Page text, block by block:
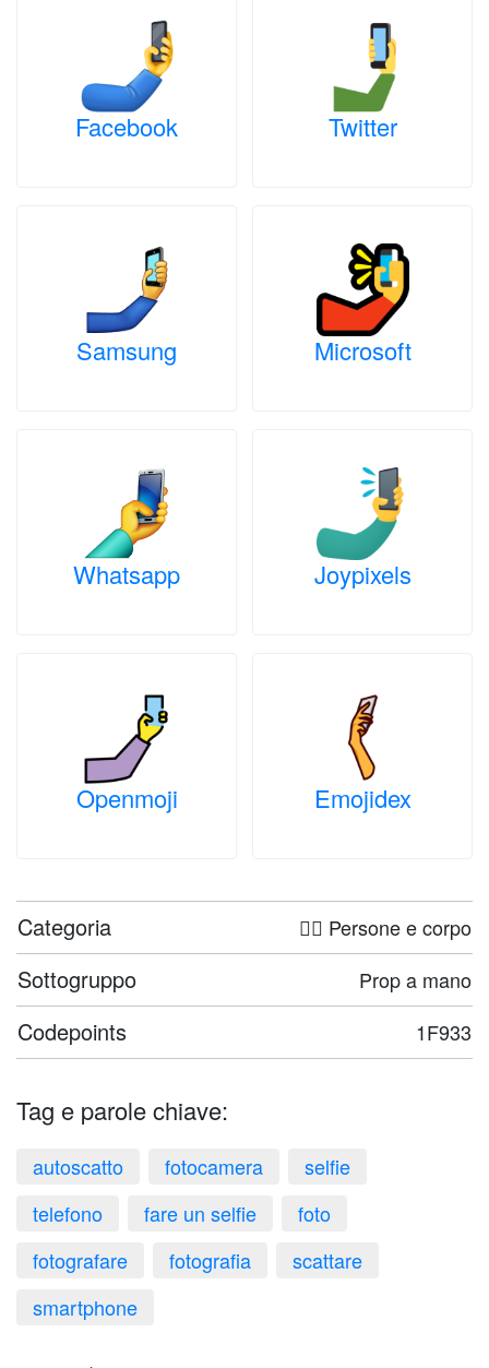
Facebook Twitter
Samsung Microsoft
Whatsapp Joypixels
Openmoji Emojidex
Categoria 🤦‍♀️ Persone e corpo
Sottogruppo Prop a mano
Codepoints 1F933
Tag e parole chiave:
autoscatto fotocamera
selfie
telefono
fare un selfie
foto
fotografare
fotografia
scattare
smartphone